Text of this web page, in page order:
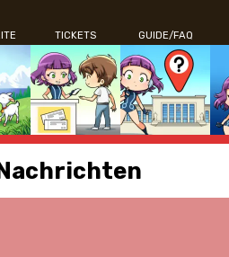
TICKETS GUIDE/FAQ